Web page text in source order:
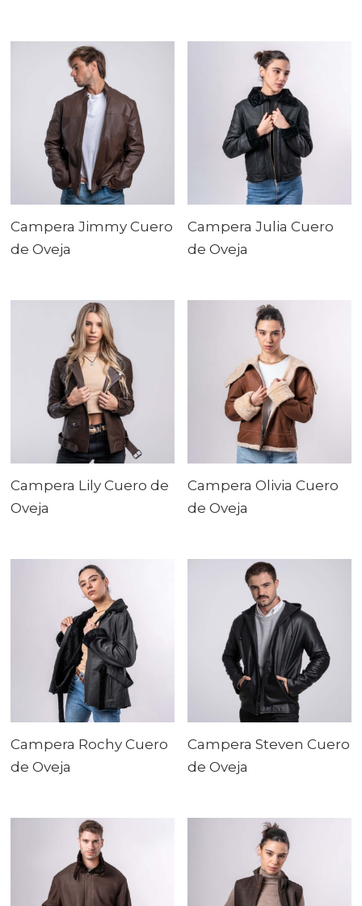
Campera Jimmy Cuero
de Oveja
Campera Julia Cuero
de Oveja
Campera Lily Cuero de
Oveja
Campera Olivia Cuero
de Oveja
Campera Rochy Cuero
de Oveja
Campera Steven Cuero
de Oveja